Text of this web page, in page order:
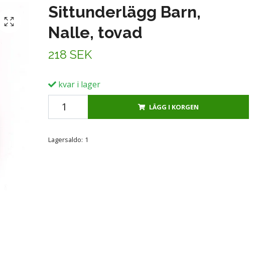
Sittunderlägg Barn,
Nalle, tovad
218 SEK
kvar i lager
LÄGG I KORGEN
Lagersaldo: 1